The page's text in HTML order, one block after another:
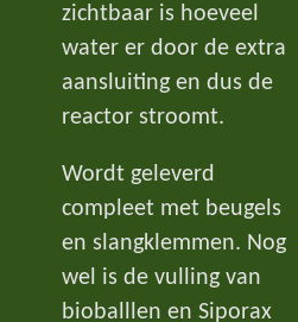
zichtbaar is hoeveel
water er door de extra
aansluiting en dus de
reactor stroomt.
Wordt geleverd
compleet met beugels
en slangklemmen. Nog
wel is de vulling van
bioballlen en Siporax